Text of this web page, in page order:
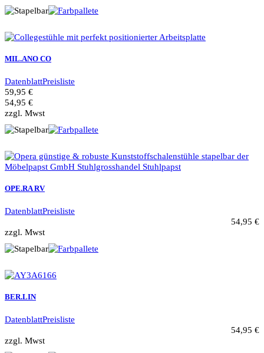
MIL.ANO CO
DatenblattPreisliste
59,95 €
54,95 €
zzgl. Mwst
OPE.RA RV
DatenblattPreisliste
54,95 €
zzgl. Mwst
BER.LIN
DatenblattPreisliste
54,95 €
zzgl. Mwst